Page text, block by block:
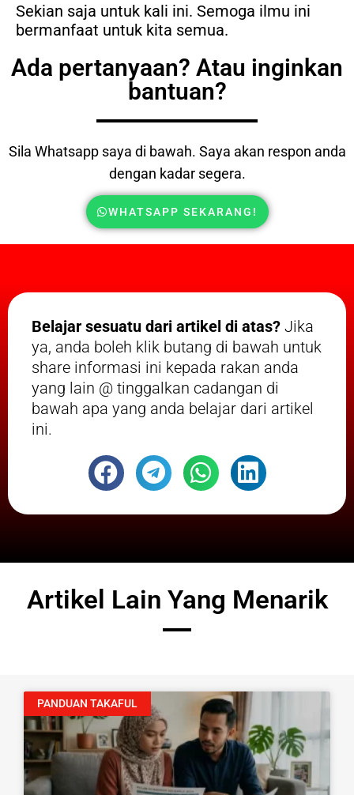
Sekian saja untuk kali ini. Semoga ilmu ini
bermanfaat untuk kita semua.
Ada pertanyaan? Atau inginkan
bantuan?
Sila Whatsapp saya di bawah. Saya akan respon anda
dengan kadar segera.
WHATSAPP SEKARANG!
Belajar sesuatu dari artikel di atas? Jika
ya, anda boleh klik butang di bawah untuk
share informasi ini kepada rakan anda
yang lain @ tinggalkan cadangan di
bawah apa yang anda belajar dari artikel
ini.
Artikel Lain Yang Menarik
PANDUAN TAKAFUL